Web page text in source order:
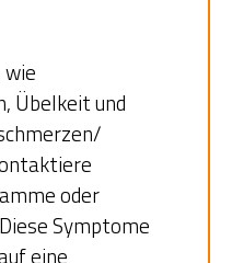
Übelkeit und
oder
Symptome
eine